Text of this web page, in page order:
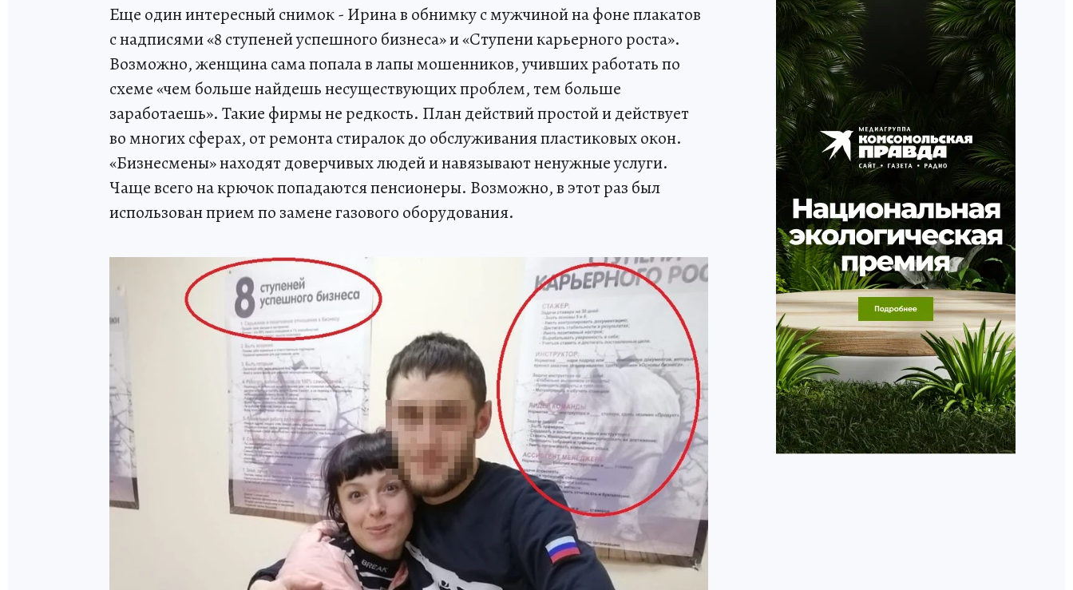
Еще один интересный снимок - Ирина в обнимку с мужчиной на фоне плакатов
с надписями «8 ступеней успешного бизнеса» и «Ступени карьерного роста».
Возможно, женщина сама попала в лапы мошенников, учивших работать по
схеме «чем больше найдешь несуществующих проблем, тем больше
заработаешь». Такие фирмы не редкость. План действий простой и действует
во многих сферах, от ремонта стиралок до обслуживания пластиковых окон.
«Бизнесмены» находят доверчивых людей и навязывают ненужные услуги.
Чаще всего на крючок попадаются пенсионеры. Возможно, в этот раз был
использован прием по замене газового оборудования.